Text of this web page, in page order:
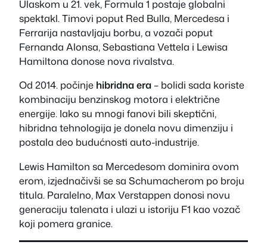
Ulaskom u 21. vek, Formula 1 postaje globalni
spektakl. Timovi poput Red Bulla, Mercedesa i
Ferrarija nastavljaju borbu, a vozači poput
Fernanda Alonsa, Sebastiana Vettela i Lewisa
Hamiltona donose nova rivalstva.
Od 2014. počinje hibridna era– bolidi sada koriste
kombinaciju benzinskog motora i električne
energije. Iako su mnogi fanovi bili skeptični,
hibridna tehnologija je donela novu dimenziju i
postala deo budućnosti auto-industrije.
Lewis Hamilton sa Mercedesom dominira ovom
erom, izjednačivši se sa Schumacherom po broju
titula. Paralelno, Max Verstappen donosi novu
generaciju talenata i ulazi u istoriju F1 kao vozač
koji pomera granice.